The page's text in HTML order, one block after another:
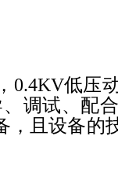
0.4KV低压
调试、配
且设备的